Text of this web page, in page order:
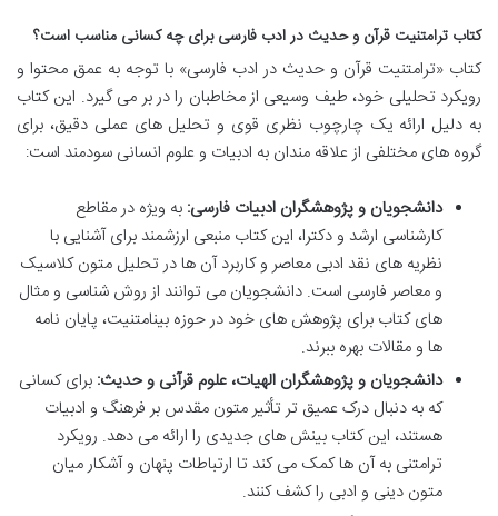
کتاب ترامتنیت قرآن و حدیث در ادب فارسی برای چه کسانی مناسب است؟
کتاب «ترامتنیت قرآن و حدیث در ادب فارسی» با توجه به عمق محتوا و
رویکرد تحلیلی خود، طیف وسیعی از مخاطبان را در بر می گیرد. این کتاب
به دلیل ارائه یک چارچوب نظری قوی و تحلیل های عملی دقیق، برای
گروه های مختلفی از علاقه مندان به ادبیات و علوم انسانی سودمند است:
دانشجویان و پژوهشگران ادبیات فارسی: به ویژه در مقاطع
کارشناسی ارشد و دکترا، این کتاب منبعی ارزشمند برای آشنایی با
نظریه های نقد ادبی معاصر و کاربرد آن ها در تحلیل متون کلاسیک
و معاصر فارسی است. دانشجویان می توانند از روش شناسی و مثال
های کتاب برای پژوهش های خود در حوزه بینامتنیت، پایان نامه
ها و مقالات بهره ببرند.
دانشجویان و پژوهشگران الهیات، علوم قرآنی و حدیث: برای کسانی
که به دنبال درک عمیق تر تأثیر متون مقدس بر فرهنگ و ادبیات
هستند، این کتاب بینش های جدیدی را ارائه می دهد. رویکرد
ترامتنی به آن ها کمک می کند تا ارتباطات پنهان و آشکار میان
متون دینی و ادبی را کشف کنند.